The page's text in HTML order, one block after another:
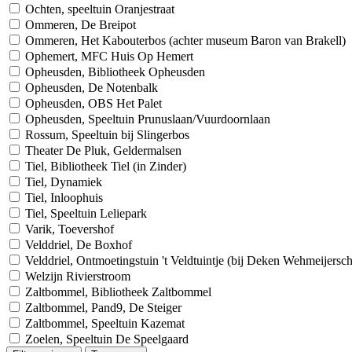
Ochten, speeltuin Oranjestraat
Ommeren, De Breipot
Ommeren, Het Kabouterbos (achter museum Baron van Brakell)
Ophemert, MFC Huis Op Hemert
Opheusden, Bibliotheek Opheusden
Opheusden, De Notenbalk
Opheusden, OBS Het Palet
Opheusden, Speeltuin Prunuslaan/Vuurdoornlaan
Rossum, Speeltuin bij Slingerbos
Theater De Pluk, Geldermalsen
Tiel, Bibliotheek Tiel (in Zinder)
Tiel, Dynamiek
Tiel, Inloophuis
Tiel, Speeltuin Leliepark
Varik, Toevershof
Velddriel, De Boxhof
Velddriel, Ontmoetingstuin 't Veldtuintje (bij Deken
Welzijn Rivierstroom
Zaltbommel, Bibliotheek Zaltbommel
Zaltbommel, Pand9, De Steiger
Zaltbommel, Speeltuin Kazemat
Zoelen, Speeltuin De Speelgaard